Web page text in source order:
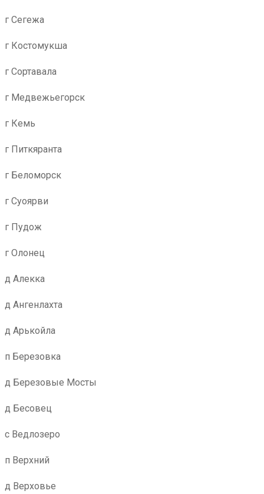
г Сегежа
г Костомукша
г Сортавала
г Медвежьегорск
г Кемь
г Питкяранта
г Беломорск
г Суоярви
г Пудож
г Олонец
д Алекка
д Ангенлахта
д Арькойла
п Березовка
д Березовые Мосты
д Бесовец
с Ведлозеро
п Верхний
д Верховье